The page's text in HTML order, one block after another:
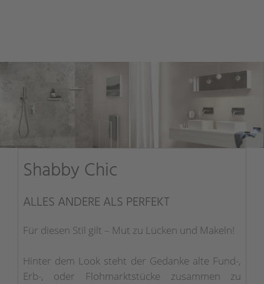
Shabby Chic
ALLES ANDERE ALS PERFEKT
Für diesen Stil gilt – Mut zu Lücken und Makeln!
Hinter dem Look steht der Gedanke alte Fund-,
Erb-, oder Flohmarktstücke zusammen zu